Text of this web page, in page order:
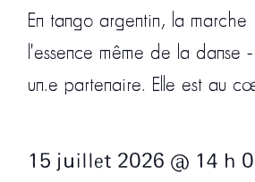
En tango argentin, la
l'essence même de la danse
un.e partenaire. Elle est au
15 juillet 2026 @ 14 h